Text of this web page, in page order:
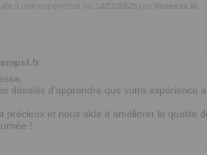
14/11/2025 par Vanessa M.
désolés d'apprendre que votre expérience
précieux et nous aide à améliorer la qualité
!